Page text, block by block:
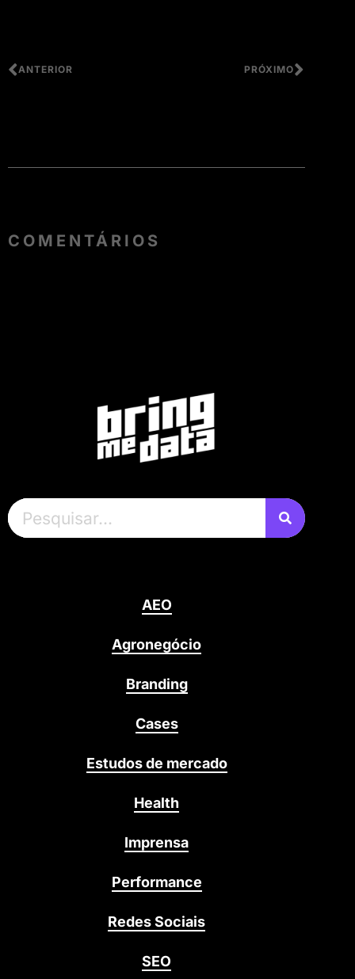
ANTERIOR PRÓXIMO
COMENTÁRIOS
AEO
Agronegócio
Branding
Cases
Estudos de mercado
Health
Imprensa
Performance
Redes Sociais
SEO